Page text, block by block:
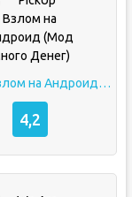
PickUp Взлом на Андроид (Мод Много Денег)
4,2